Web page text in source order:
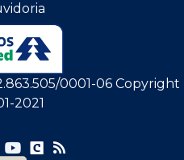
0001-06 Copyright
2021